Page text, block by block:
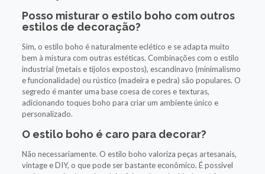
Posso misturar o estilo boho com outros
estilos de decoração?
Sim, o estilo boho é naturalmente eclético e se adapta muito
bem à mistura com outras estéticas. Combinações com o estilo
industrial (metais e tijolos expostos), escandinavo (minimalismo
e funcionalidade) ou rústico (madeira e pedra) são populares. O
segredo é manter uma base coesa de cores e texturas,
adicionando toques boho para criar um ambiente único e
personalizado.
O estilo boho é caro para decorar?
Não necessariamente. O estilo boho valoriza peças artesanais,
vintage e DIY, o que pode ser bastante econômico. É possível